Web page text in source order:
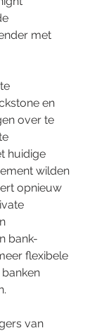
met
en
over te
huidige
wilden
opnieuw
bank-
flexibele
van